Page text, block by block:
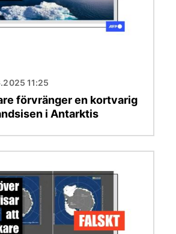
11:25
förvränger en kortvarig
i Antarktis